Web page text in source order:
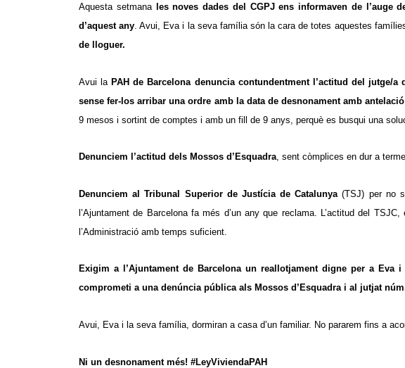
Aquesta setmana les noves dades del CGPJ ens informaven de l’auge
d’aquest any. Avui, Eva i la seva família són la cara de totes aquestes
de lloguer.
Avui laPAH de Barcelona denuncia contundentment l’actitud del jutge/
sense fer-los arribar una ordre amb la data de desnonament amb
9 mesos i sortint de comptes i amb un fill de 9 anys, perquè es busqui una
Denunciem l’actitud dels Mossos d’Esquadra, sent còmplices en dur a
Denunciem al Tribunal Superior de Justícia de Catalunya(TSJ) per no
l’Ajuntament de Barcelona fa més d’un any que reclama. L’actitud del
l’Administració amb temps suficient.
Exigim a l’Ajuntament de Barcelona un reallotjament digne per a Eva
comprometi a una denúncia pública als Mossos d’Esquadra i al jutjat
Avui, Eva i la seva família, dormiran a casa d’un familiar. No pararem fins a
Ni un desnonament més! #LeyViviendaPAH